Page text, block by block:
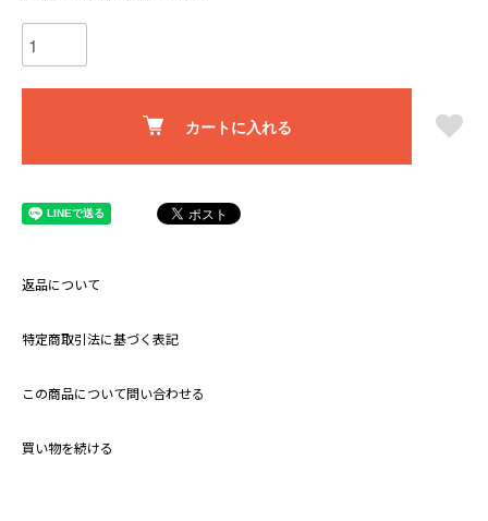
カートに入れる
返品について
特定商取引法に基づく表記
この商品について問い合わせる
買い物を続ける